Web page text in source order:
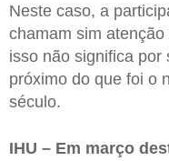
Neste caso, a
chamam sim
isso não significa por
próximo do que foi o
século.
IHU – Em março